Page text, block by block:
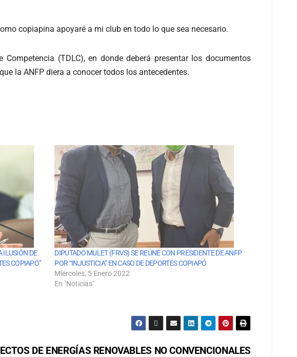
copiapina apoyaré a mi club en todo lo que sea necesario.
(TDLC), en donde deberá presentar los documentos
la ANFP diera a conocer todos los antecedentes.
ILUSIÓN DE
COPIAPÓ”
DIPUTADO MULET (FRVS) SE REÚNE CON PRESIDENTE DE ANFP
POR “INJUSTICIA” EN CASO DE DEPORTES COPIAPÓ
Miércoles, 5 Enero 2022
En "Noticias"
DE ENERGÍAS RENOVABLES NO CONVENCIONALES